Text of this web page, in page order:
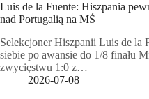
Luis de la Fuente: Hiszpania
nad Portugalią na MŚ
Selekcjoner Hiszpanii Luis de la
siebie po awansie do 1/8 finału
zwycięstwu 1:0 z…
2026-07-08